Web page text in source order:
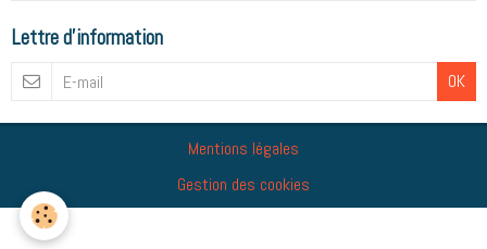
Lettre d'information
OK
Mentions légales
Gestion des cookies